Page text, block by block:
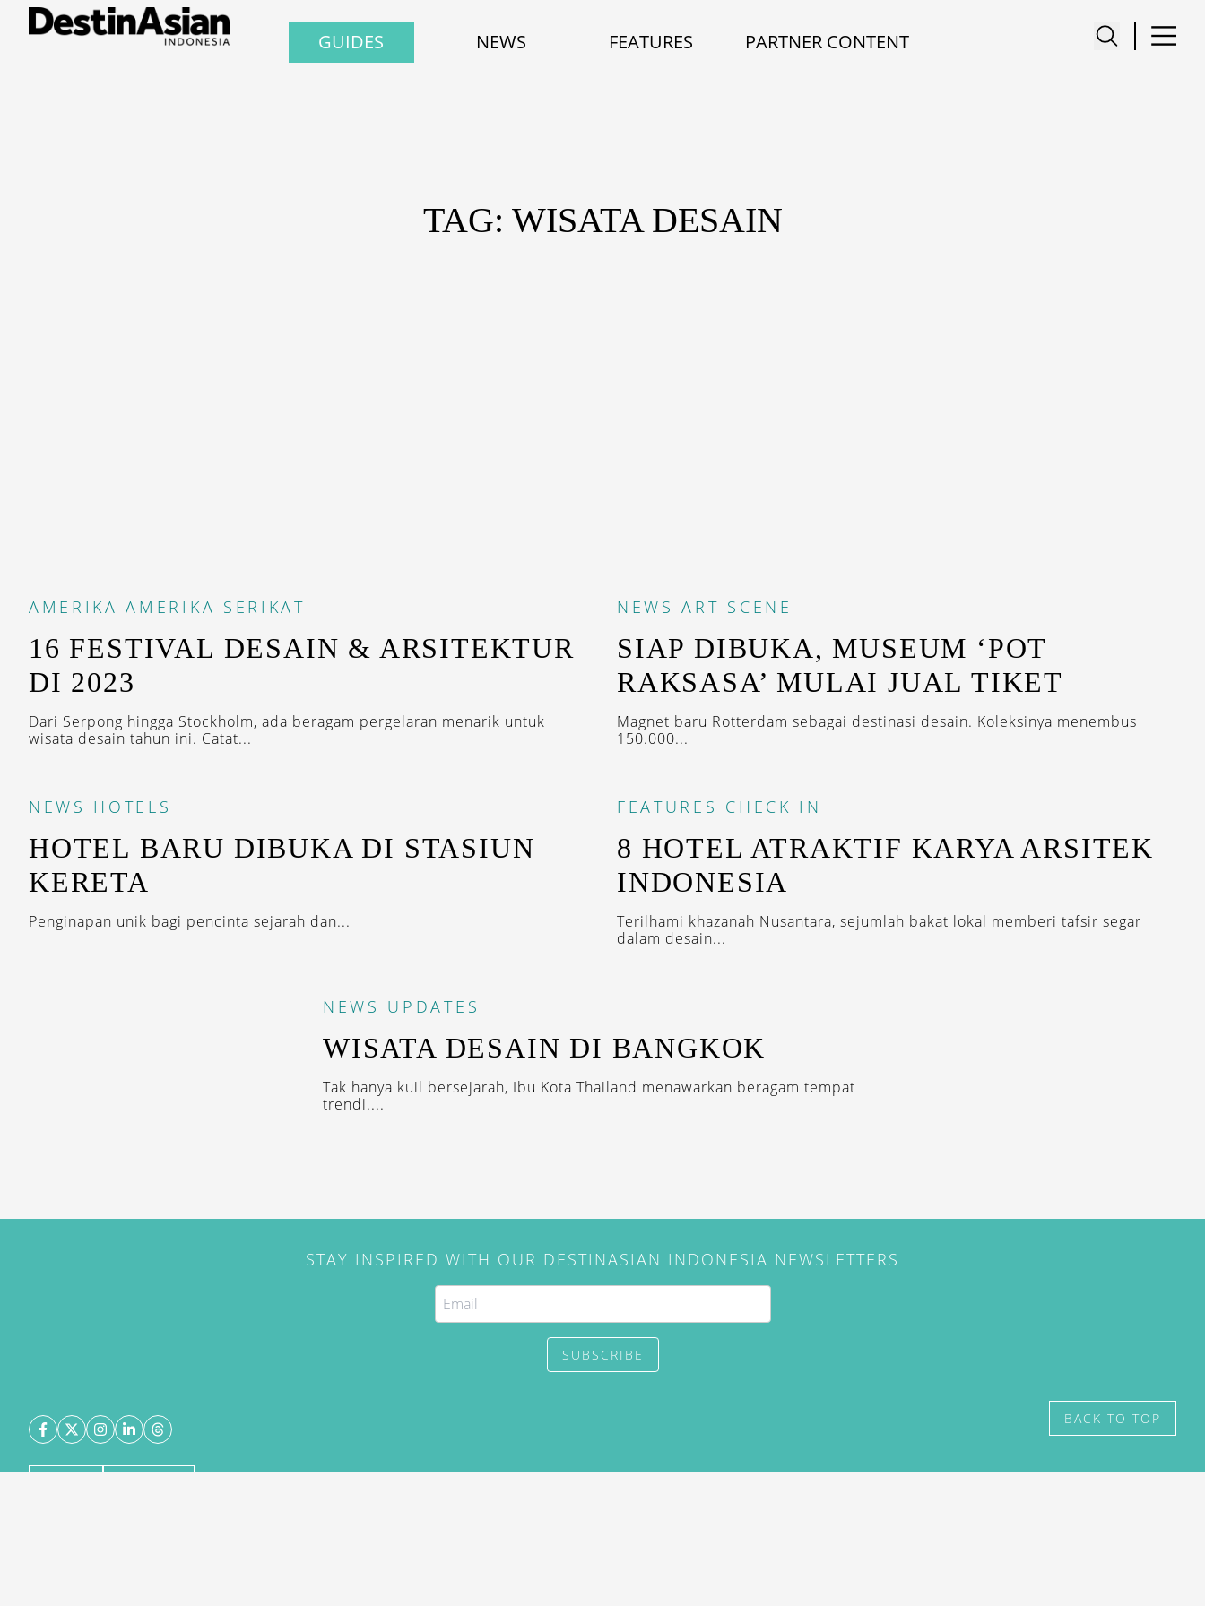
GUIDES NEWS FEATURES PARTNER CONTENT
TAG: WISATA DESAIN
AMERIKA AMERIKA SERIKAT
16 FESTIVAL DESAIN & ARSITEKTUR
DI 2023
Dari Serpong hingga Stockholm, ada beragam pergelaran menarik untuk
wisata desain tahun ini. Catat...
NEWS ART SCENE
SIAP DIBUKA, MUSEUM ‘POT
RAKSASA’ MULAI JUAL TIKET
Magnet baru Rotterdam sebagai destinasi desain. Koleksinya menembus
150.000...
NEWS HOTELS
HOTEL BARU DIBUKA DI STASIUN
KERETA
Penginapan unik bagi pencinta sejarah dan...
FEATURES CHECK IN
8 HOTEL ATRAKTIF KARYA ARSITEK
INDONESIA
Terilhami khazanah Nusantara, sejumlah bakat lokal memberi tafsir segar
dalam desain...
NEWS UPDATES
WISATA DESAIN DI BANGKOK
Tak hanya kuil bersejarah, Ibu Kota Thailand menawarkan beragam tempat
trendi....
STAY INSPIRED WITH OUR DESTINASIAN INDONESIA NEWSLETTERS
SUBSCRIBE
BACK TO TOP